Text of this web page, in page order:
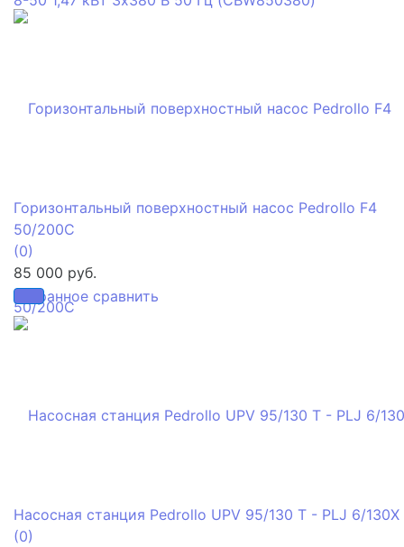
избранное сравнить
Горизонтальный поверхностный насос Pedrollo F4
50/200C
(0)
85 000 руб.
Насосная станция Pedrollo UPV 95/130 T - PLJ 6/130X
(0)